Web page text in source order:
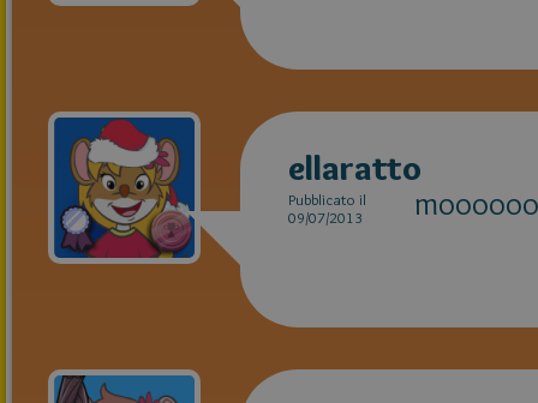
ellaratto
Pubblicato il
09/07/2013